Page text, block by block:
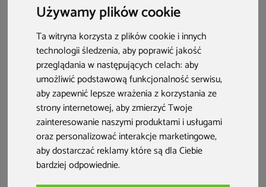
Używamy plików cookie
Ta witryna korzysta z plików cookie i innych
technologii śledzenia, aby poprawić jakość
przeglądania w następujących celach:aby
umożliwić podstawową funkcjonalność serwisu,
aby zapewnić lepsze wrażenia z korzystania ze
strony internetowej,aby zmierzyć Twoje
zainteresowanie naszymi produktami i usługami
oraz personalizować interakcje marketingowe,
aby dostarczać reklamy które są dla Ciebie
bardziej odpowiednie.